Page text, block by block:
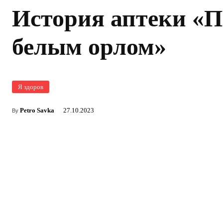
История аптеки
белым орлом»
Я здоров
By Petro Savka 27.10.2023